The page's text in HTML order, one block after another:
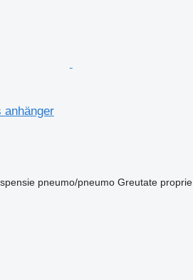
anhänger
pneumo/pneumo Greutate proprie